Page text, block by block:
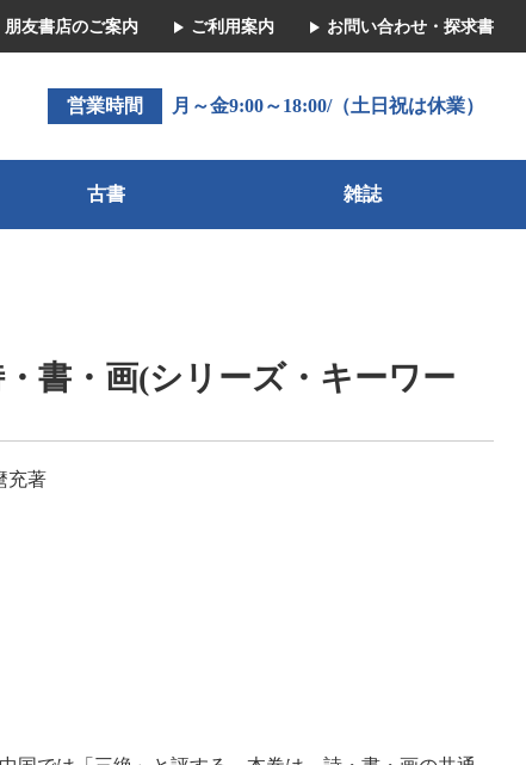
朋友書店のご案内 ご利用案内 お問い合わせ・探求書
営業時間 月～金9:00～18:00/（土日祝は休業）
古書 雑誌
書・画(シリーズ・キーワー
充著